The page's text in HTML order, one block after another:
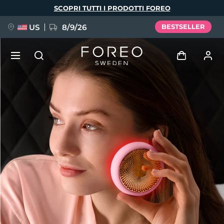
SCOPRI TUTTI I PRODOTTI FOREO
US 8/9/26 BESTSELLER
Accedi
Profilo utente
I miei dispositivi
I miei ordini
I miei indirizzi
I miei abbonamenti
NUOVO
FAQ™ Pure Beauty-Tech Elixir
BREAKING NEWS
issa™ Teeth Whitening Set
Lingua
Deutsch
Español
Français
Italiano
Português
Polski
Svenska
Русский
Türkçe
简体中文 繁體中文